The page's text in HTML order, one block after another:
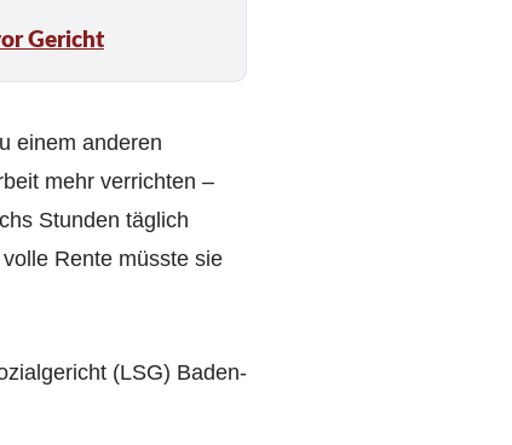
Gericht
einem anderen
mehr verrichten –
Stunden täglich
Rente müsste sie
(LSG) Baden-